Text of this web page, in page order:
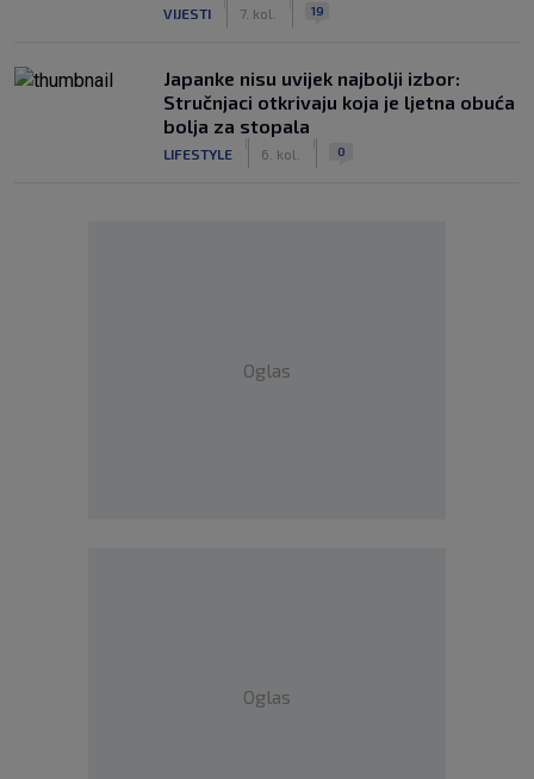
VIJESTI 7. kol. 19
Japanke nisu uvijek najbolji izbor:
Stručnjaci otkrivaju koja je ljetna obuća
bolja za stopala
LIFESTYLE 6. kol. 0
Oglas
Oglas